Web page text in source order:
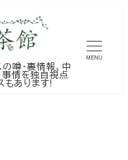
噂・裏情報、中
事情を独自視点
もあります!
MENU